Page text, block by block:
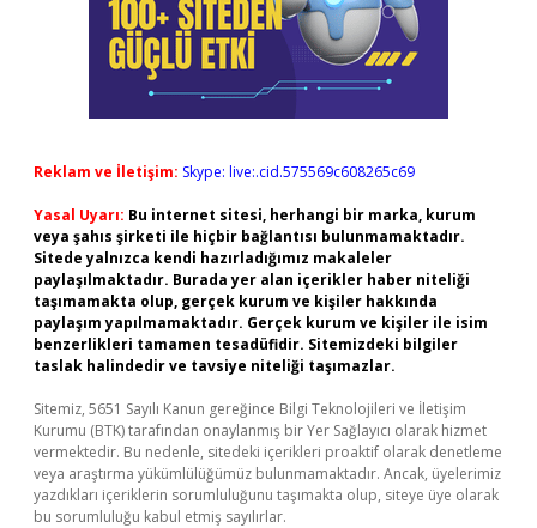
Reklam ve İletişim: Skype: live:.cid.575569c608265c69
Yasal Uyarı: Bu internet sitesi, herhangi bir marka, kurum
veya şahıs şirketi ile hiçbir bağlantısı bulunmamaktadır.
Sitede yalnızca kendi hazırladığımız makaleler
paylaşılmaktadır. Burada yer alan içerikler haber niteliği
taşımamakta olup, gerçek kurum ve kişiler hakkında
paylaşım yapılmamaktadır. Gerçek kurum ve kişiler ile isim
benzerlikleri tamamen tesadüfidir. Sitemizdeki bilgiler
taslak halindedir ve tavsiye niteliği taşımazlar.
Sitemiz, 5651 Sayılı Kanun gereğince Bilgi Teknolojileri ve İletişim
Kurumu (BTK) tarafından onaylanmış bir Yer Sağlayıcı olarak hizmet
vermektedir. Bu nedenle, sitedeki içerikleri proaktif olarak denetleme
veya araştırma yükümlülüğümüz bulunmamaktadır. Ancak, üyelerimiz
yazdıkları içeriklerin sorumluluğunu taşımakta olup, siteye üye olarak
bu sorumluluğu kabul etmiş sayılırlar.